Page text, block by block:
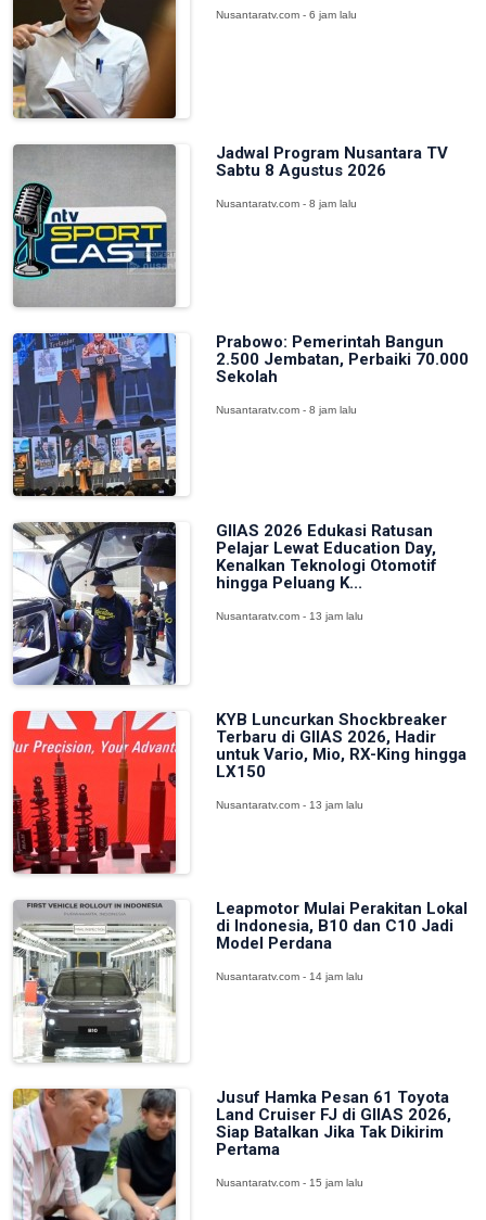
Nusantaratv.com - 6 jam lalu
Jadwal Program Nusantara TV
Sabtu 8 Agustus 2026
Nusantaratv.com - 8 jam lalu
Prabowo: Pemerintah Bangun
2.500 Jembatan, Perbaiki 70.000
Sekolah
Nusantaratv.com - 8 jam lalu
GIIAS 2026 Edukasi Ratusan
Pelajar Lewat Education Day,
Kenalkan Teknologi Otomotif
hingga Peluang K...
Nusantaratv.com - 13 jam lalu
KYB Luncurkan Shockbreaker
Terbaru di GIIAS 2026, Hadir
untuk Vario, Mio, RX-King hingga
LX150
Nusantaratv.com - 13 jam lalu
Leapmotor Mulai Perakitan Lokal
di Indonesia, B10 dan C10 Jadi
Model Perdana
Nusantaratv.com - 14 jam lalu
Jusuf Hamka Pesan 61 Toyota
Land Cruiser FJ di GIIAS 2026,
Siap Batalkan Jika Tak Dikirim
Pertama
Nusantaratv.com - 15 jam lalu